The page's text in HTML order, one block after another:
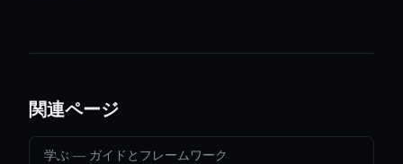
関連ページ
学ぶ — ガイドとフレームワーク